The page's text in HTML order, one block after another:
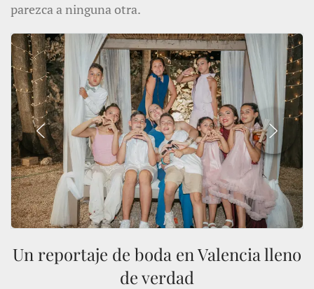
parezca a ninguna otra.
Un reportaje de boda en Valencia lleno
de verdad